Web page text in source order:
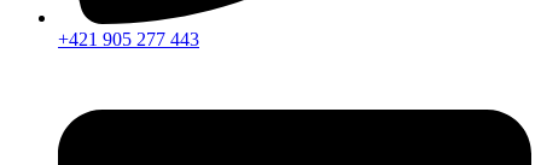
+421 905 277 443